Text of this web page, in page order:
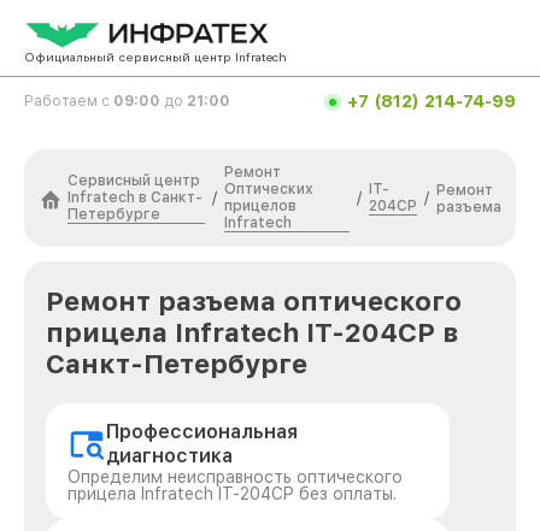
Официальный сервисный центр Infratech
Работаем с 09:00 до 21:00 +7 (812) 214-74-99
Сервисный центр
Infratech в Санкт-
Петербурге
/
Ремонт
Оптических
прицелов
Infratech
/
IT-
204CP / Ремонт
разъема
Ремонт разъема оптического
прицела Infratech IT-204CP в
Санкт-Петербурге
Профессиональная
диагностика
Определим неисправность оптического
прицела Infratech IT-204CP без оплаты.